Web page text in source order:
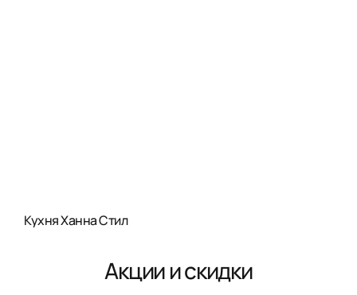
Кухня Ханна Стил
Акции и скидки